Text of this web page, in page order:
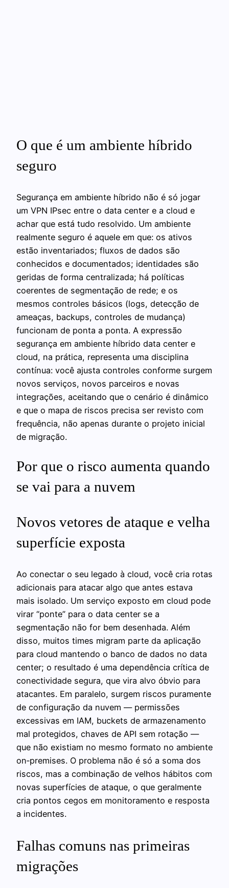
O que é um ambiente híbrido
seguro
Segurança em ambiente híbrido não é só jogar
um VPN IPsec entre o data center e a cloud e
achar que está tudo resolvido. Um ambiente
realmente seguro é aquele em que: os ativos
estão inventariados; fluxos de dados são
conhecidos e documentados; identidades são
geridas de forma centralizada; há políticas
coerentes de segmentação de rede; e os
mesmos controles básicos (logs, detecção de
ameaças, backups, controles de mudança)
funcionam de ponta a ponta. A expressão
segurança em ambiente híbrido data center e
cloud, na prática, representa uma disciplina
contínua: você ajusta controles conforme surgem
novos serviços, novos parceiros e novas
integrações, aceitando que o cenário é dinâmico
e que o mapa de riscos precisa ser revisto com
frequência, não apenas durante o projeto inicial
de migração.
Por que o risco aumenta quando
se vai para a nuvem
Novos vetores de ataque e velha
superfície exposta
Ao conectar o seu legado à cloud, você cria rotas
adicionais para atacar algo que antes estava
mais isolado. Um serviço exposto em cloud pode
virar “ponte” para o data center se a
segmentação não for bem desenhada. Além
disso, muitos times migram parte da aplicação
para cloud mantendo o banco de dados no data
center; o resultado é uma dependência crítica de
conectividade segura, que vira alvo óbvio para
atacantes. Em paralelo, surgem riscos puramente
de configuração da nuvem — permissões
excessivas em IAM, buckets de armazenamento
mal protegidos, chaves de API sem rotação —
que não existiam no mesmo formato no ambiente
on‑premises. O problema não é só a soma dos
riscos, mas a combinação de velhos hábitos com
novas superfícies de ataque, o que geralmente
cria pontos cegos em monitoramento e resposta
a incidentes.
Falhas comuns nas primeiras
migrações